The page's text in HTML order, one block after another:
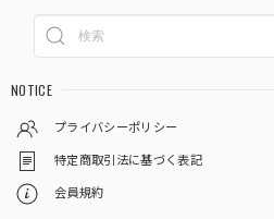
NOTICE
プライバシーポリシー
特定商取引法に基づく表記
会員規約